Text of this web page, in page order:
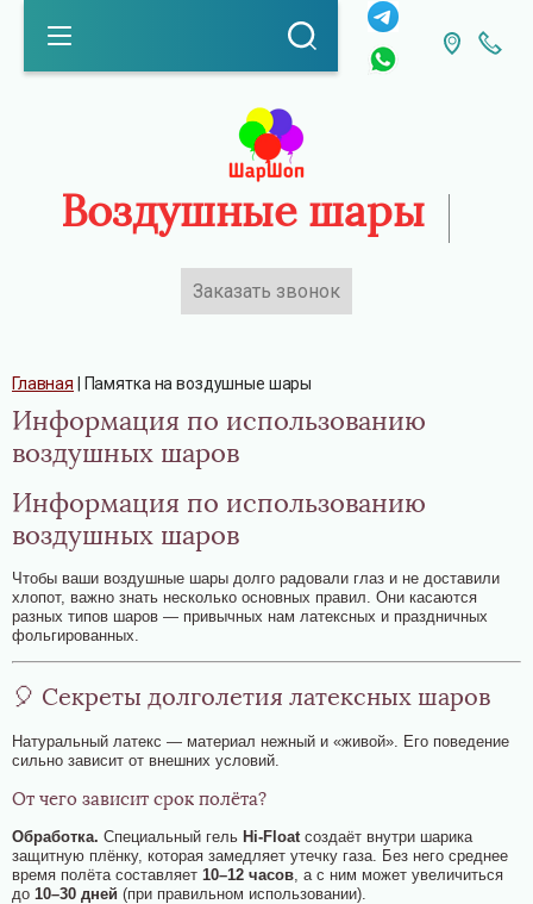
Воздушные шары
Заказать звонок
Поиск
Главная Памятка на воздушные шары
Информация по использованию
воздушных шаров
Информация по использованию
воздушных шаров
Чтобы ваши воздушные шары долго радовали глаз и не доставили
хлопот, важно знать несколько основных правил. Они касаются
разных типов шаров — привычных нам латексных и праздничных
фольгированных.
🎈 Секреты долголетия латексных шаров
Натуральный латекс — материал нежный и «живой». Его поведение
сильно зависит от внешних условий.
От чего зависит срок полёта?
Обработка. Специальный гель Hi‑Float создаёт внутри шарика
защитную плёнку, которая замедляет утечку газа. Без него среднее
время полёта составляет 10–12 часов , а с ним может увеличиться
до 10–30 дней (при правильном использовании).